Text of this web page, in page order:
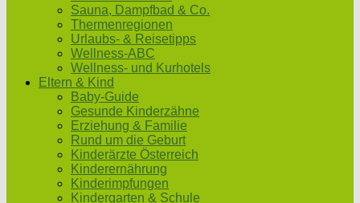
Sauna, Dampfbad & Co.
Thermenregionen
Urlaubs- & Reisetipps
Wellness-ABC
Wellness- und Kurhotels
Eltern & Kind
Baby-Guide
Gesunde Kinderzähne
Erziehung & Familie
Rund um die Geburt
Kinderärzte Österreich
Kinderernährung
Kinderimpfungen
Kindergarten & Schule